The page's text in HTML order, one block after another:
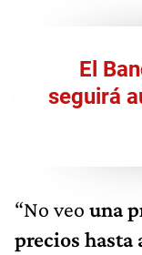
El
seguirá
“No veo una
precios hasta